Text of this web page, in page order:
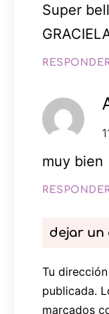
Super
muy bien
dejar un
Tu
publicada.
marcados